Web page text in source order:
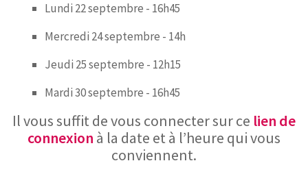
Lundi 22 septembre - 16h45
Mercredi 24 septembre - 14h
Jeudi 25 septembre - 12h15
Mardi 30 septembre - 16h45
Il vous suffit de vous connecter sur ce lien de
connexion à la date et à l’heure qui vous
conviennent.